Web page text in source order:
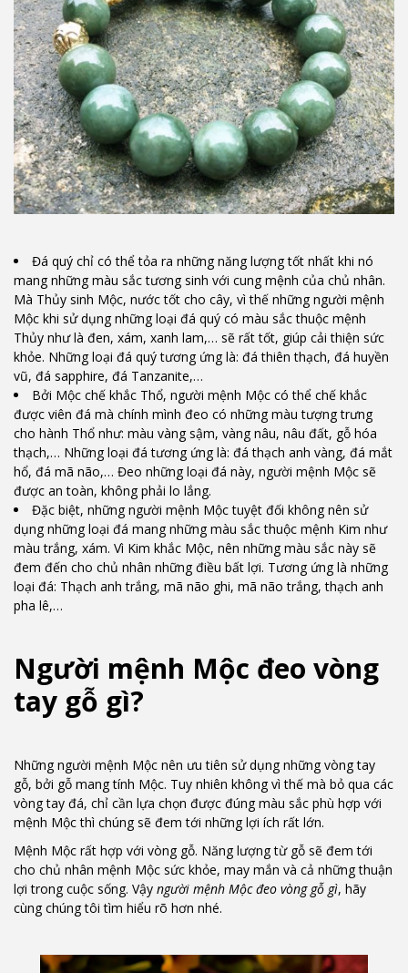
Đá quý chỉ có thể tỏa ra những năng lượng tốt nhất khi nó
mang những màu sắc tương sinh với cung mệnh của chủ nhân.
Mà Thủy sinh Mộc, nước tốt cho cây, vì thế những người mệnh
Mộc khi sử dụng những loại đá quý có màu sắc thuộc mệnh
Thủy như là đen, xám, xanh lam,… sẽ rất tốt, giúp cải thiện sức
khỏe. Những loại đá quý tương ứng là: đá thiên thạch, đá huyền
vũ, đá sapphire, đá Tanzanite,…
Bởi Mộc chế khắc Thổ, người mệnh Mộc có thể chế khắc
được viên đá mà chính mình đeo có những màu tượng trưng
cho hành Thổ như: màu vàng sậm, vàng nâu, nâu đất, gỗ hóa
thạch,… Những loại đá tương ứng là: đá thạch anh vàng, đá mắt
hổ, đá mã não,… Đeo những loại đá này, người mệnh Mộc sẽ
được an toàn, không phải lo lắng.
Đặc biệt, những người mệnh Mộc tuyệt đối không nên sử
dụng những loại đá mang những màu sắc thuộc mệnh Kim như
màu trắng, xám. Vì Kim khắc Mộc, nên những màu sắc này sẽ
đem đến cho chủ nhân những điều bất lợi. Tương ứng là những
loại đá: Thạch anh trắng, mã não ghi, mã não trắng, thạch anh
pha lê,…
Người mệnh Mộc đeo vòng
tay gỗ gì?
Những người mệnh Mộc nên ưu tiên sử dụng những vòng tay
gỗ, bởi gỗ mang tính Mộc. Tuy nhiên không vì thế mà bỏ qua các
vòng tay đá, chỉ cần lựa chọn được đúng màu sắc phù hợp với
mệnh Mộc thì chúng sẽ đem tới những lợi ích rất lớn.
Mệnh Mộc rất hợp với vòng gỗ. Năng lượng từ gỗ sẽ đem tới
cho chủ nhân mệnh Mộc sức khỏe, may mắn và cả những thuận
lợi trong cuộc sống. Vậy người mệnh Mộc đeo vòng gỗ gì, hãy
cùng chúng tôi tìm hiểu rõ hơn nhé.